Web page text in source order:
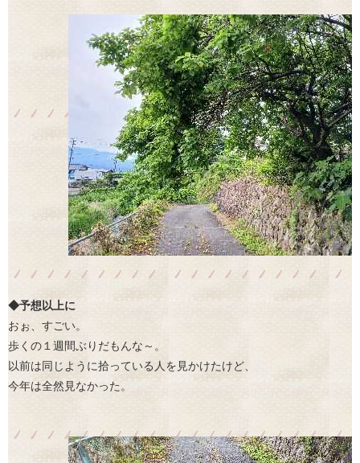
◆予想以上に
おぉ、すごい。
歩くの１週間ぶりだもんな～。
以前は同じように拾っている人を見かけたけど、
今年は全然見なかった。